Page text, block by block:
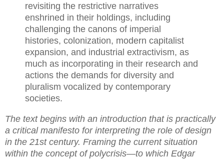
revisiting the restrictive narratives
enshrined in their holdings, including
challenging the canons of imperial
histories, colonization, modern capitalist
expansion, and industrial extractivism, as
much as incorporating in their research and
actions the demands for diversity and
pluralism vocalized by contemporary
societies.
The text begins with an introduction that is practically
a critical manifesto for interpreting the role of design
in the 21st century. Framing the current situation
within the concept of polycrisis—to which Edgar